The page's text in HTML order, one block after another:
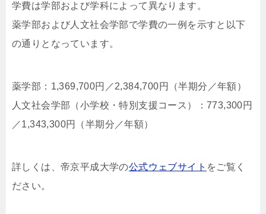
学費は学部および学科によって異なります。
薬学部および人文社会学部で学費の一例を示すと以下
の通りとなっています。
薬学部：1,369,700円／2,384,700円（半期分／年額）
人文社会学部（小学校・特別支援コース）：773,300円
／1,343,300円（半期分／年額）
詳しくは、帝京平成大学の公式ウェブサイト をご覧く
ださい。